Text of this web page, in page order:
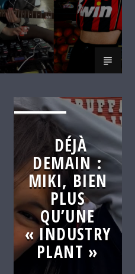
C'EST DÉJÀ
DÉJÀ
DEMAIN :
MIKI, BIEN
PLUS
QU’UNE
« INDUSTRY
PLANT »